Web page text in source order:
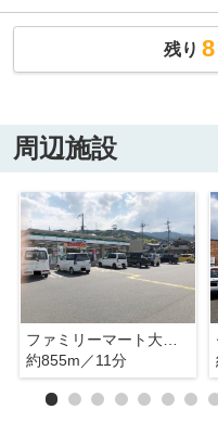
残り 8
周辺施設
ファミリーマート大津国分店
約855m／11分